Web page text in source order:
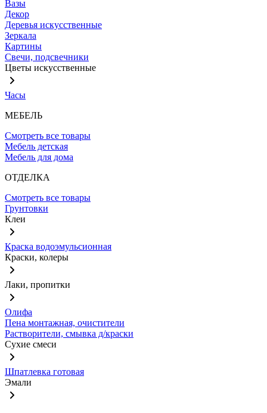
Вазы
Декор
Деревья искусственные
Зеркала
Картины
Свечи, подсвечники
Цветы искусственные
Часы
МЕБЕЛЬ
Смотреть все товары
Мебель детская
Мебель для дома
ОТДЕЛКА
Смотреть все товары
Грунтовки
Клеи
Краска водоэмульсионная
Краски, колеры
Лаки, пропитки
Олифа
Пена монтажная, очистители
Растворители, смывка д/краски
Сухие смеси
Шпатлевка готовая
Эмали